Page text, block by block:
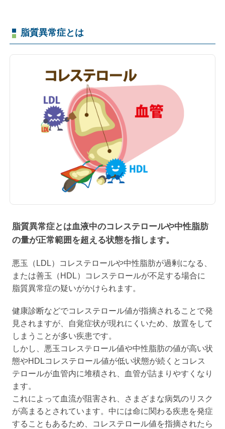
脂質異常症とは
脂質異常症とは血液中のコレステロールや中性脂肪
の量が正常範囲を超える状態を指します。
悪玉（LDL）コレステロールや中性脂肪が過剰になる、
または善玉（HDL）コレステロールが不足する場合に
脂質異常症の疑いがかけられます。
健康診断などでコレステロール値が指摘されることで発
見されますが、自覚症状が現れにくいため、放置をして
しまうことが多い疾患です。
しかし、悪玉コレステロール値や中性脂肪の値が高い状
態やHDLコレステロール値が低い状態が続くとコレス
テロールが血管内に堆積され、血管が詰まりやすくなり
ます。
これによって血流が阻害され、さまざまな病気のリスク
が高まるとされています。中には命に関わる疾患を発症
することもあるため、コレステロール値を指摘されたら